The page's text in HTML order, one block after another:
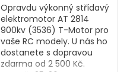
Opravdu výkonný střídavý
elektromotor AT 2814
900kv (3536) T-Motor pro
vaše RC modely. U nás ho
dostanete s dopravou
zdarma od 2 500 Kč.